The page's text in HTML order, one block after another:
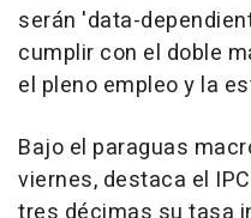
serán 'data-
cumplir con el doble
el pleno empleo y la
Bajo el paraguas
viernes, destaca el